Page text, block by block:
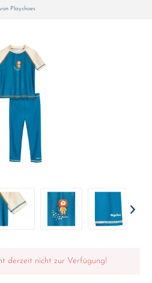
Playshoes
derzeit nicht zur Verfügung!